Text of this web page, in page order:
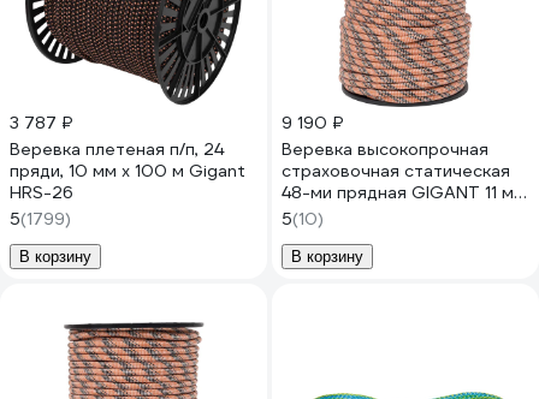
3 787 ₽
Веревка плетеная п/п, 24
пряди, 10 мм х 100 м Gigant
HRS-26
5(1799)
В корзину
9 190 ₽
Веревка высокопрочная
страховочная статическая
48-ми прядная GIGANT 11 мм
100 м SRG-04
5(10)
В корзину